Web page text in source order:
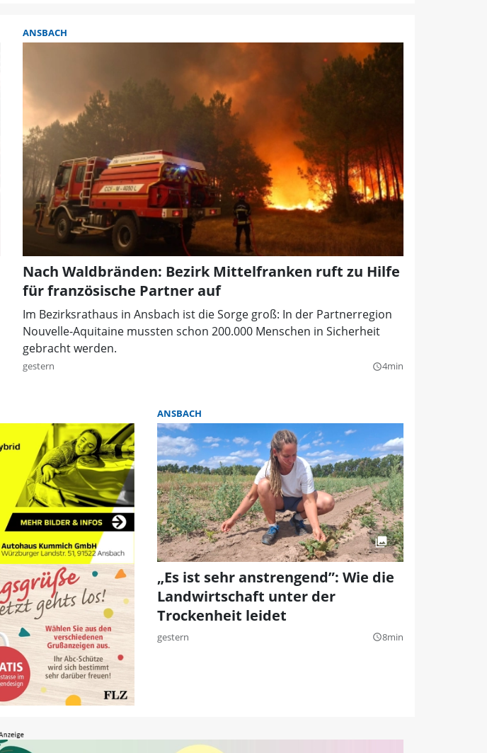
ANSBACH
Nach Waldbränden: Bezirk Mittelfranken ruft zu Hilfe
für französische Partner auf
Im Bezirksrathaus in Ansbach ist die Sorge groß: In der Partnerregion
Nouvelle-Aquitaine mussten schon 200.000 Menschen in Sicherheit
gebracht werden.
gestern query_builder4min
ANSBACH
„Es ist sehr anstrengend”: Wie die
Landwirtschaft unter der
Trockenheit leidet
gestern query_builder8min